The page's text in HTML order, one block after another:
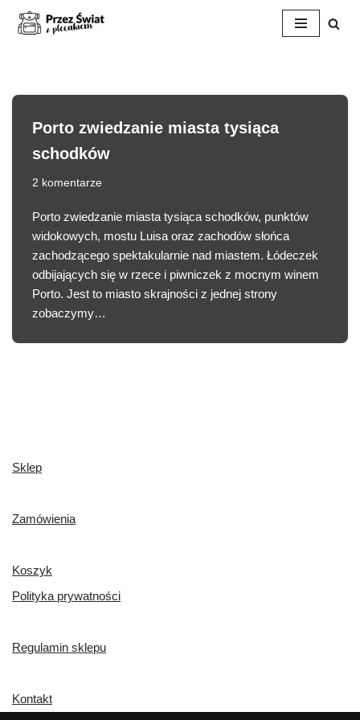
Porto zwiedzanie miasta tysiąca
schodków
2 komentarze
Porto zwiedzanie miasta tysiąca schodków, punktów
widokowych, mostu Luisa oraz zachodów słońca
zachodzącego spektakularnie nad miastem. Łódeczek
odbijających się w rzece i piwniczek z mocnym winem
Porto. Jest to miasto skrajności z jednej strony
zobaczymy…
Sklep
Zamówienia
Koszyk
Polityka prywatności
Regulamin sklepu
Kontakt